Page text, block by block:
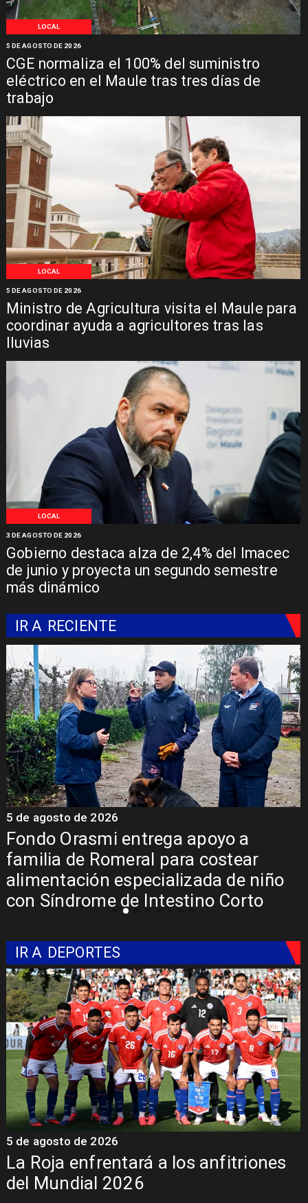
LOCAL
CGE normaliza el 100% del suministro
eléctrico en el Maule tras tres días de
trabajo
5 DE AGOSTO DE 2026
LOCAL
Ministro de Agricultura visita el Maule para
coordinar ayuda a agricultores tras las
lluvias
5 DE AGOSTO DE 2026
LOCAL
Gobierno destaca alza de 2,4% del Imacec
de junio y proyecta un segundo semestre
más dinámico
3 DE AGOSTO DE 2026
IR A RECIENTE
Fondo Orasmi entrega apoyo a
familia de Romeral para costear
alimentación especializada de niño
con Síndrome de Intestino Corto
5 de agosto de 2026
IR A DEPORTES
La Roja enfrentará a los anfitriones
del Mundial 2026
5 de agosto de 2026